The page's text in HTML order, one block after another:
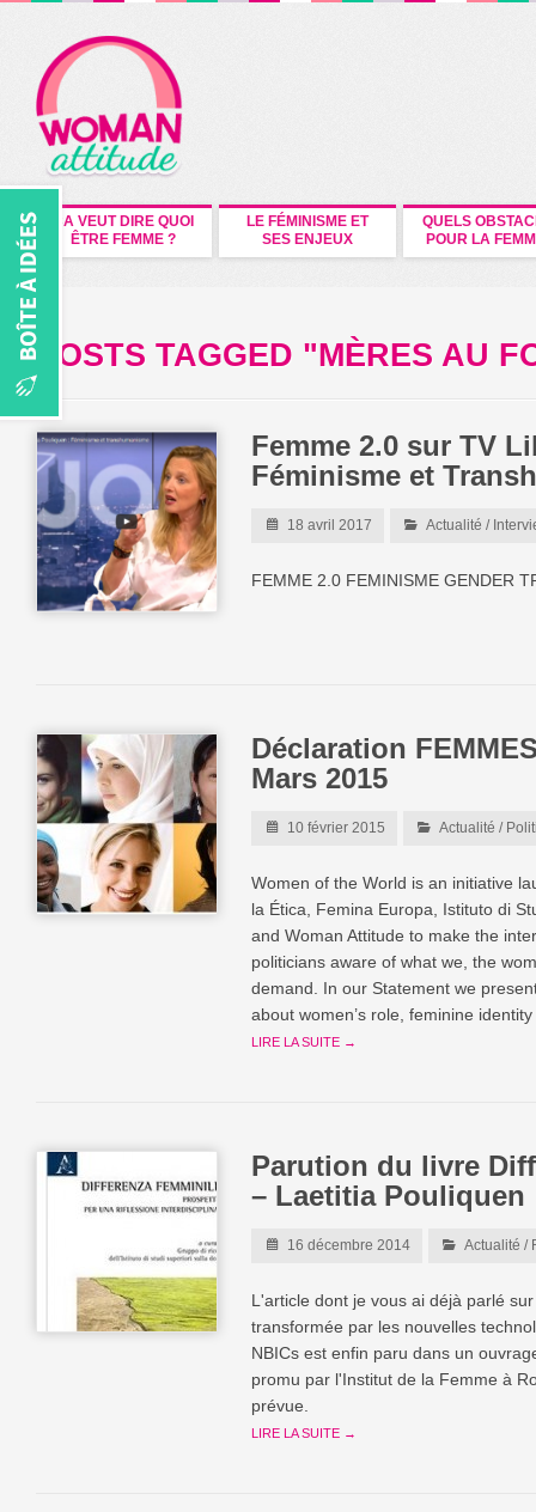
CA VEUT DIRE QUOI
ÊTRE FEMME ?
LE FÉMINISME ET
SES ENJEUX
QUELS
POUR LA
POSTS TAGGED "MÈRES AU
Femme 2.0 sur TV
Féminisme et
18 avril 2017 Actualité /
FEMME 2.0 FEMINISME GENDER
Déclaration
Mars 2015
10 février 2015 Actualité /
Women of the World is an initiative
la Ética, Femina Europa, Istituto di
and Woman Attitude to make the
politicians aware of what we, the
demand. In our Statement we
about women’s role, feminine
LIRE LA SUITE →
Parution du livre
– Laetitia Pouliquen
16 décembre 2014 Actualité /
L'article dont je vous ai déjà parlé
transformée par les nouvelles
NBICs est enfin paru dans un
promu par l'Institut de la Femme à
prévue.
LIRE LA SUITE →